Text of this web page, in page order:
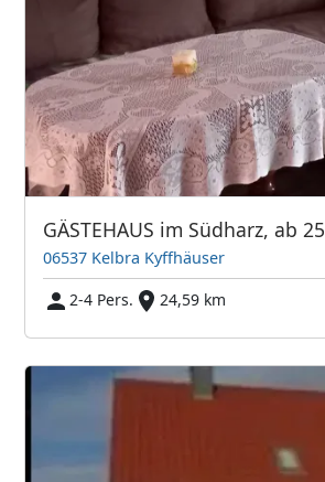
GÄSTEHAUS im Südharz, ab
06537 Kelbra Kyffhäuser
2-4 Pers.
24,59 km